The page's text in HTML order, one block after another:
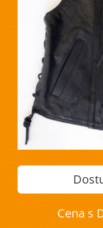
Cena s